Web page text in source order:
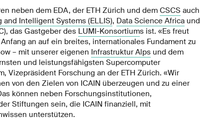
neben dem EDA, der ETH Zürich und dem CSCS auch
Intelligent Systems (ELLIS), Data Science Africaund
das Gastgeber des LUMI-Konsortiums ist. «Es freut
an auf ein breites, internationales Fundament zu
– mit unserer eigenen Infrastruktur Alpsund dem
und leistungsfähigsten Supercomputer
Vizepräsident Forschung an der ETH Zürich. «Wir
von den Zielen von ICAIN überzeugen und zu einer
können neben Forschungsinstitutionen,
Stiftungen sein, die ICAIN finanziell, mit
unterstützen.